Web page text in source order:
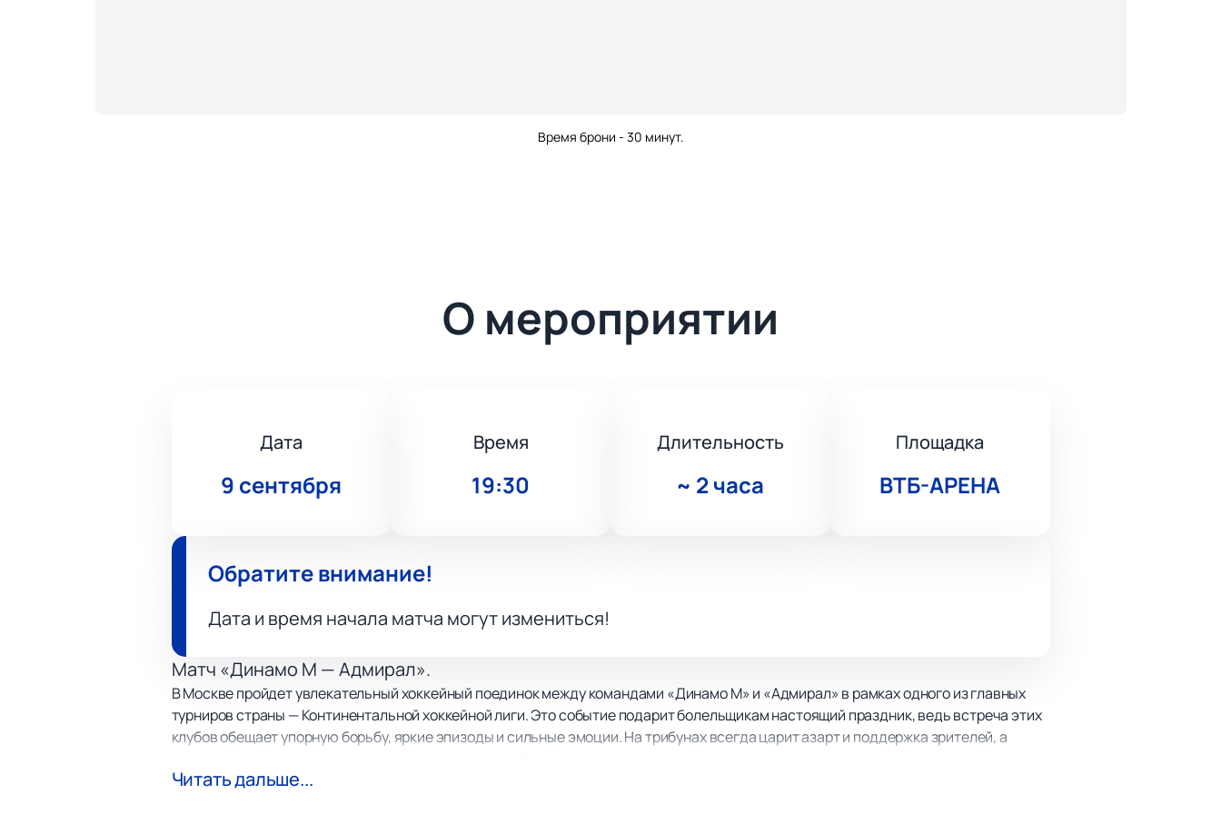
Время брони - 30 минут.
О мероприятии
Дата
9 сентября
Время
19:30
Длительность
~ 2 часа
Площадка
ВТБ-АРЕНА
Обратите внимание!
Дата и время начала матча могут измениться!
Матч «Динамо М — Адмирал».
В Москве пройдет увлекательный хоккейный поединок между командами «Динамо М» и «Адмирал» в рамках одного из главных
турниров страны — Континентальной хоккейной лиги. Это событие подарит болельщикам настоящий праздник, ведь встреча этих
клубов обещает упорную борьбу, яркие эпизоды и сильные эмоции. На трибунах всегда царит азарт и поддержка зрителей, а
Читать дальше...